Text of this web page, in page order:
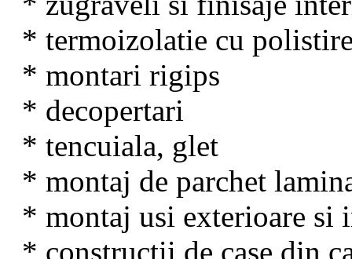
* termoizolatie cu
* montari rigips
* decopertari
* tencuiala, glet
* montaj de parchet
* montaj usi exterioare si
* constructii de case din